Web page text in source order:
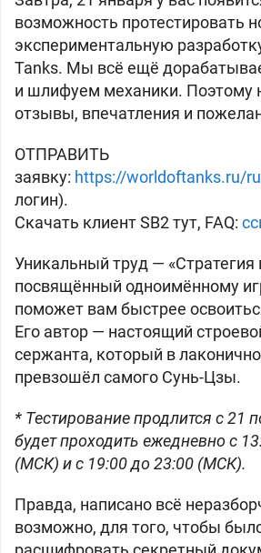
возможность протестировать
экспериментальную
Tanks. Мы всё ещё
и шлифуем механики.
отзывы, впечатления и
ОТПРАВИТЬ
заявку: https://worldoftanks.ru/
логин).
Скачать клиент SB2 тут, FAQ:
Уникальный труд — «Стратегия
посвящённый одноимённому
поможет вам быстрее
Его автор — настоящий
сержанта, который в
превзошёл самого Сунь-Цзы.
* Тестирование продлится с 21
будет проходить ежедневно c
(МСК) и с 19:00 до 23:00 (МСК).
Правда, написано всё
возможно, для того, чтобы